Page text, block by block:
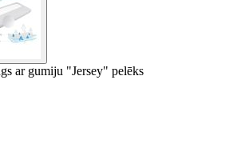
ar gumiju "Jersey" pelēks